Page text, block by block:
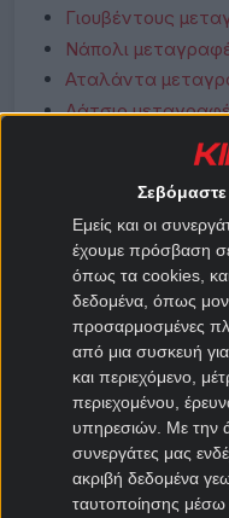
Σεβόμαστε
Εμείς και οι
έχουμε πρόσβαση
όπως τα cookies,
δεδομένα, όπως
προσαρμοσμένες
από μια συσκευή για
και περιεχόμενο,
περιεχομένου,
υπηρεσιών. Με την
συνεργάτες μας
ακριβή δεδομένα
ταυτοποίησης
Γιουβέντους
Νάπολι
Αταλάντα
Λάτσιο
Ρόμα μεταγραφές
Φιορεντίνα
Κόμο μεταγραφές
Μπολόνια
Μεταγραφές
Μπάγερν
Ντόρτμουντ
Αμβούργο
Λεβερκούζεν
Άιντραχτ